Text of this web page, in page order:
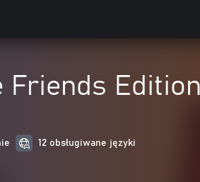
Friends Edition
12 obsługiwane języki